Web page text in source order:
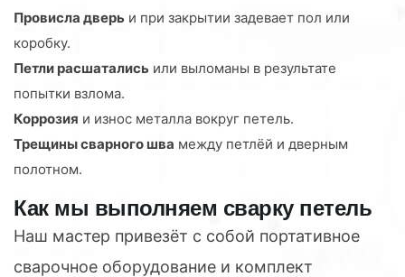
Провисла дверь и при закрытии задевает пол или
коробку.
Петли расшатались или выломаны в результате
попытки взлома.
Коррозия и износ металла вокруг петель.
Трещины сварного шва между петлёй и дверным
полотном.
Как мы выполняем сварку петель
Наш мастер привезёт с собой портативное
сварочное оборудование и комплект